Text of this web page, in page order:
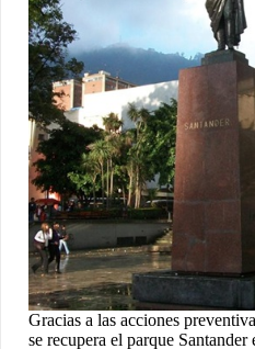
Gracias a las acciones
se recupera el parque Santander